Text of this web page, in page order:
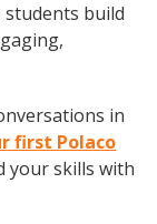
build
in
first Polaco
your skills with